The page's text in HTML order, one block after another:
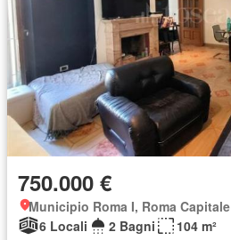
750.000 €
Municipio Roma I, Roma Capitale
6 Locali
2 Bagni 104 m²